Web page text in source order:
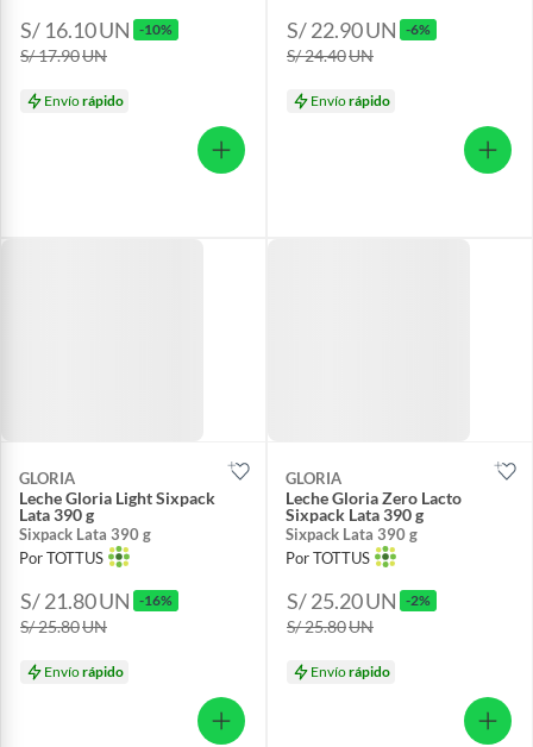
S/ 16.10UN -10%
S/ 17.90UN
Envíorápido
S/ 22.90UN -6%
S/ 24.40UN
Envíorápido
GLORIA
Leche Gloria Light Sixpack
Lata 390 g
Sixpack Lata 390 g
Por TOTTUS
S/ 21.80UN -16%
S/ 25.80UN
Envíorápido
GLORIA
Leche Gloria Zero Lacto
Sixpack Lata 390 g
Sixpack Lata 390 g
Por TOTTUS
S/ 25.20UN -2%
S/ 25.80UN
Envíorápido